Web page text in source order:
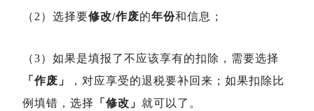
（2）选择要修改/作废的年份和信息；
（3）如果是填报了不应该享有的扣除，需要选择
「作废」
，对应享受的退税要补回来；如果扣除比
例填错，选择
「修改」 就可以了。